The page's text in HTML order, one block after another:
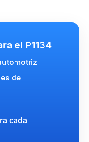
el P1134
de
cada